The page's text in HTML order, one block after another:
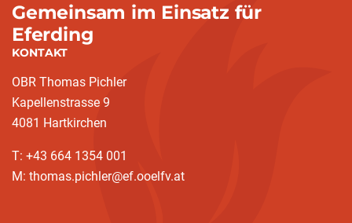
Gemeinsam im Einsatz für
Eferding
KONTAKT
OBR Thomas Pichler
Kapellenstrasse 9
4081 Hartkirchen
T: +43 664 1354 001
M: thomas.pichler@ef.ooelfv.at